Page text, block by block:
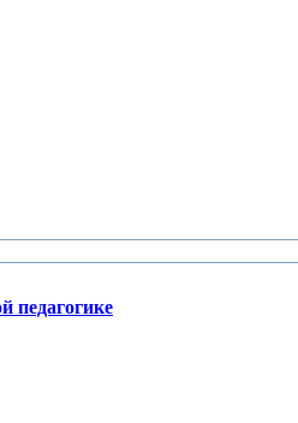
педагогике